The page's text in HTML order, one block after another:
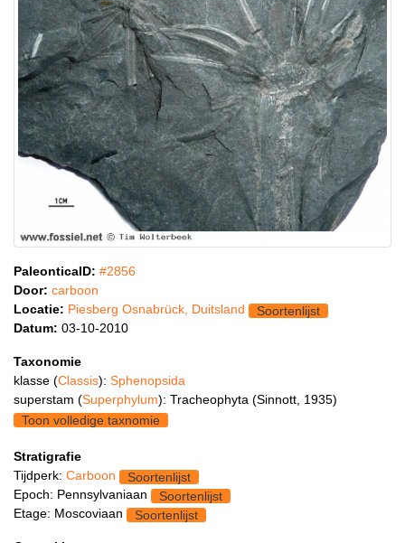
PaleonticaID: #2856
Door: carboon
Locatie: Piesberg Osnabrück, Duitsland
Soortenlijst
Datum: 03-10-2010
Taxonomie
klasse (Classis): Sphenopsida
superstam (Superphylum): Tracheophyta (Sinnott, 1935)
Toon volledige taxnomie
Stratigrafie
Tijdperk: Carboon
Soortenlijst
Epoch: Pennsylvaniaan
Soortenlijst
Etage: Moscoviaan
Soortenlijst